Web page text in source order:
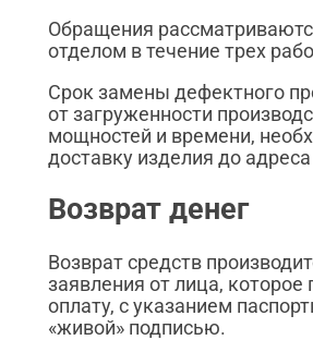
Обращения
отделом в течение трех
Срок замены дефектного
от загруженности
мощностей и времени,
доставку изделия до
Возврат денег
Возврат средств
заявления от лица, которое
оплату, с указанием
«живой» подписью.